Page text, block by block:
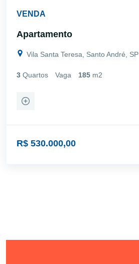
VENDA
Apartamento
Vila Santa Teresa, Santo André, SP
3 Quartos Vaga 185 m2
R$ 530.000,00